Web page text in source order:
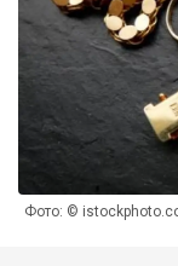
Фото: ©